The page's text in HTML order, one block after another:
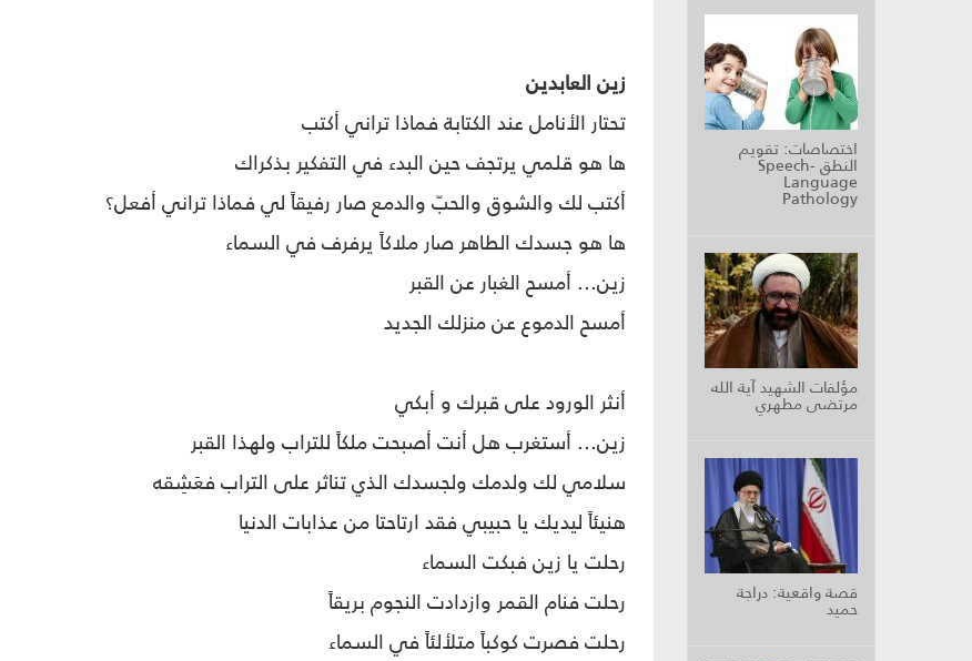
اختصاصات: تقويم
النطق Speech-
Language
Pathology
مؤلفات الشهيد آية الله
مرتضى مطهري
قصة واقعية: دراجة
حميد
زين العابدين
تحتار الأنامل عند الكتابة فماذا تراني أكتب
ها هو قلمي يرتجف حين البدء في التفكير بذكراك
أكتب لك والشوق والحبّ والدمع صار رفيقاً لي فماذا تراني أفعل؟
ها هو جسدك الطاهر صار ملاكاً يرفرف في السماء
زين... أمسح الغبار عن القبر
أمسح الدموع عن منزلك الجديد
أنثر الورود على قبرك و أبكي
زين... أستغرب هل أنت أصبحت ملكاً للتراب ولهذا القبر
سلامي لك ولدمك ولجسدك الذي تناثر على التراب فعَشِقه
هنيئاً ليديك يا حبيبي فقد ارتاحتا من عذابات الدنيا
رحلت يا زين فبكت السماء
رحلت فنام القمر وازدادت النجوم بريقاً
رحلت فصرت كوكباً متلألئاً في السماء